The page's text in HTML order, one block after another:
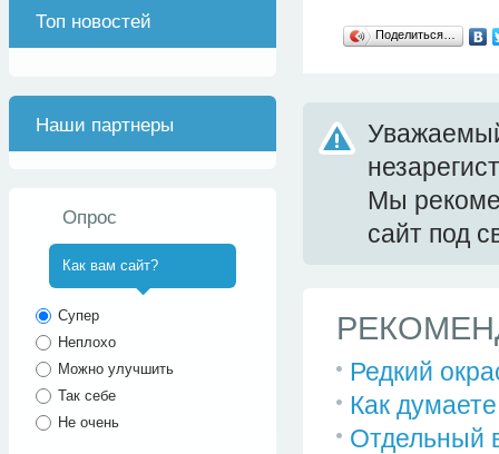
Поделиться…
Мы
сайт под
Редкий
Как
Отдельный
Топ новостей
Наши партнеры
Опрос
Как вам сайт?
Супер
Неплохо
Можно улучшить
Так себе
Не очень